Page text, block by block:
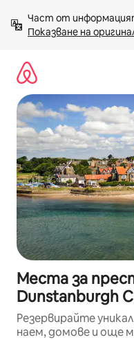
към
съдържанието
Показване на
Места за
Dunstanburgh
Резервирайте
наем, домове и още